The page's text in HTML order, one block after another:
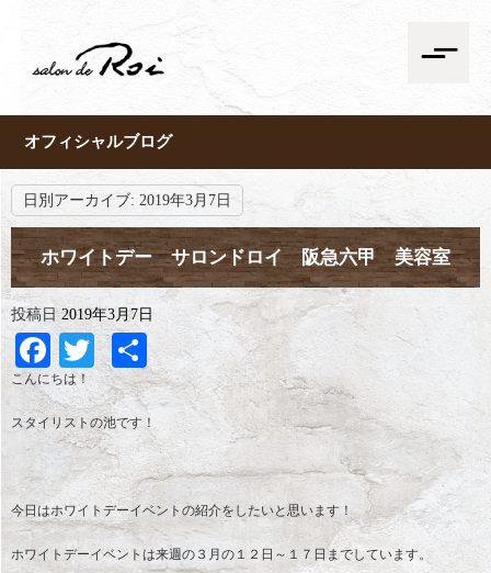
オフィシャルブログ
日別アーカイブ: 2019年3月7日
ホワイトデー サロンドロイ 阪急六甲 美容室
投稿日 2019年3月7日
Facebook
Twitter
共
有
こんにちは！
スタイリストの池です！
今日はホワイトデーイベントの紹介をしたいと思います！
ホワイトデーイベントは来週の３月の１２日～１７日までしています。